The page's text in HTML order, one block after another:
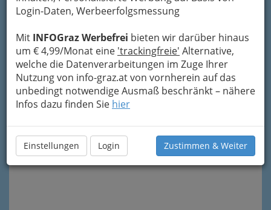
Login-Daten, Werbeerfolgsmessung
Mit INFOGraz Werbefrei bieten wir darüber hinaus
um € 4,99/Monat eine 'trackingfreie' Alternative,
welche die Datenverarbeitungen im Zuge Ihrer
Nutzung von info-graz.at von vornherein auf das
unbedingt notwendige Ausmaß beschränkt – nähere
Infos dazu finden Sie hier
Einstellungen Login Zustimmen & Weiter
festgehalten, digital hochgeladen, verschickt,
geteilt… Und gerade diese Vielzahl an Bildern
bzw. Fotoserien ermöglicht es, unter vielen
Aufnahmen und Schnappschüssen ein best of
auszuwählen, um davon dann ganz nostalgische
Fotos in Einzelausfertigung oder gleich ein
ganzesFotobuchanfertigen zu lassen.